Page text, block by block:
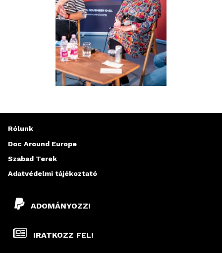
ADOMÁNYOZZ!
IRATKOZZ FEL!
Rólunk
Doc Around Europe
Szabad Terek
Adatvédelmi tájékoztató